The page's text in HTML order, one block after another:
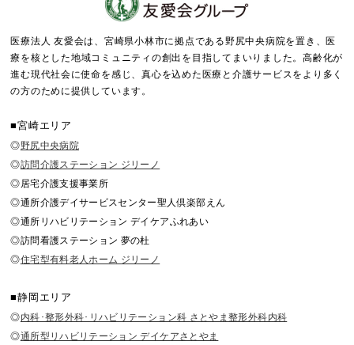
医療法人 友愛会は、宮崎県小林市に拠点である野尻中央病院を置き、医
療を核とした地域コミュニティの創出を目指してまいりました。高齢化が
進む現代社会に使命を感じ、真心を込めた医療と介護サービスをより多く
の方のために提供しています。
■宮崎エリア
◎野尻中央病院
◎訪問介護ステーション ジリーノ
◎居宅介護支援事業所
◎通所介護デイサービスセンター聖人倶楽部えん
◎通所リハビリテーション デイケアふれあい
◎訪問看護ステーション 夢の杜
◎住宅型有料老人ホーム ジリーノ
■静岡エリア
◎内科･整形外科･リハビリテーション科 さとやま整形外科内科
◎通所型リハビリテーション デイケアさとやま